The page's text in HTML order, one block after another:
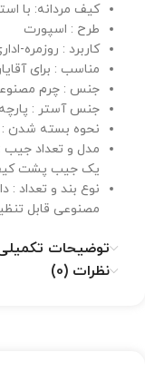
کیف مردانه: با
طرح : اسپورت
کاربرد : روزمره-
مناسب : برای
جنس : چرم
جنس آستر : پارچه
نحوه بسته شدن :
مدل و تعداد
یک جیب پشت کیف
نوع بند و تعداد :
مصنوعی قابل
توضیحات
نظرات (0)